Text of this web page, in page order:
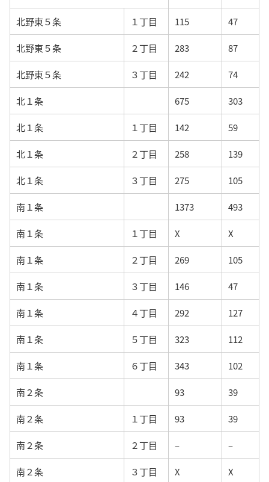
北野東５条 １丁目 115 47
北野東５条 ２丁目 283 87
北野東５条 ３丁目 242 74
北１条 675 303
北１条 １丁目 142 59
北１条 ２丁目 258 139
北１条 ３丁目 275 105
南１条 1373 493
南１条 １丁目 X X
南１条 ２丁目 269 105
南１条 ３丁目 146 47
南１条 ４丁目 292 127
南１条 ５丁目 323 112
南１条 ６丁目 343 102
南２条 93 39
南２条 １丁目 93 39
南２条 ２丁目 – –
南２条 ３丁目 X X